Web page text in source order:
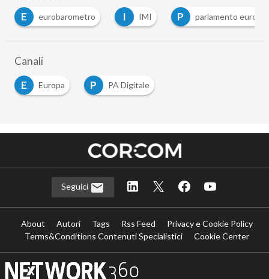
E
eurobarometro I IMI P parlamento
Canali
E
Europa P PA Digitale
Seguici
About Autori Tags Rss Feed
Privacy e Cookie Policy
Terms&Conditions Contenuti Specialistici
Cookie Center